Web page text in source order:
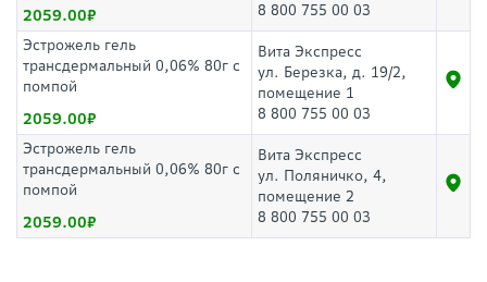
2059.00
8 800 755 00 03
Эстрожель гель
трансдермальный 0,06% 80г с
помпой
2059.00
Вита Экспресс
ул. Березка, д. 19/2,
помещение 1
8 800 755 00 03
Эстрожель гель
трансдермальный 0,06% 80г с
помпой
2059.00
Вита Экспресс
ул. Поляничко, 4,
помещение 2
8 800 755 00 03